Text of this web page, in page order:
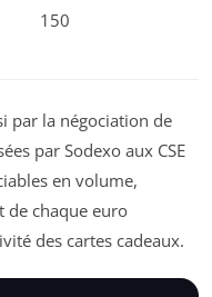
150
par la négociation de
par Sodexo aux CSE
en volume,
de chaque euro
des cartes cadeaux.